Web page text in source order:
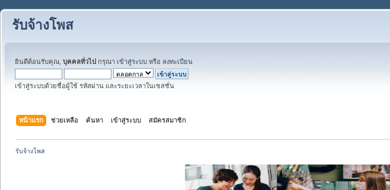
รับจ้างโพส
ยินดีต้อนรับคุณ, บุคคลทั่วไป กรุณา เข้าสู่ระบบ หรือ ลงทะเบียน
เข้าสู่ระบบด้วยชื่อผู้ใช้ รหัสผ่าน และระยะเวลาในเซสชั่น
หน้าแรก ช่วยเหลือ ค้นหา เข้าสู่ระบบ สมัครสมาชิก
รับจ้างโพส